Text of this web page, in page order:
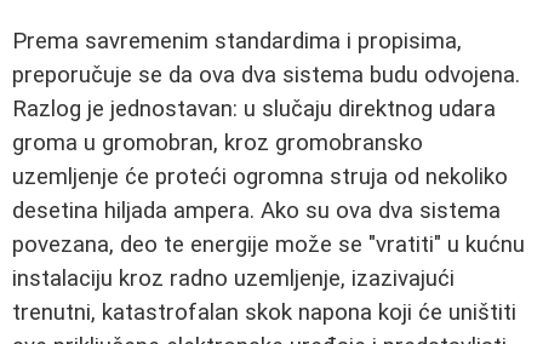
Prema savremenim standardima i propisima,
preporučuje se da ova dva sistema budu odvojena.
Razlog je jednostavan: u slučaju direktnog udara
groma u gromobran, kroz gromobransko
uzemljenje će proteći ogromna struja od nekoliko
desetina hiljada ampera. Ako su ova dva sistema
povezana, deo te energije može se "vratiti" u kućnu
instalaciju kroz radno uzemljenje, izazivajući
trenutni, katastrofalan skok napona koji će uništiti